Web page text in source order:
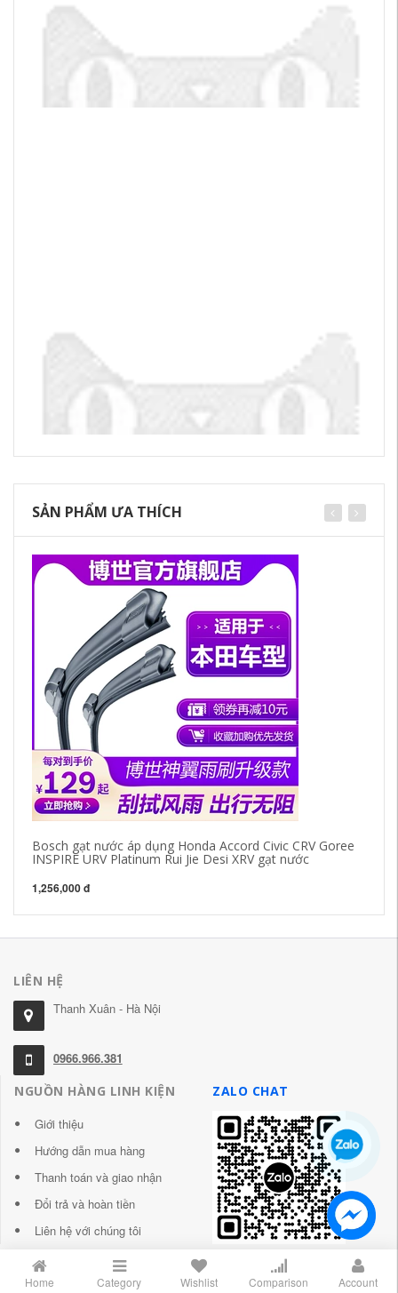
SẢN PHẨM ƯA THÍCH
Bosch gạt nước áp dụng Honda Accord Civic CRV Goree
INSPIRE URV Platinum Rui Jie Desi XRV gạt nước
1,256,000 đ
LIÊN HỆ
Thanh Xuân - Hà Nội
0966.966.381
NGUỒN HÀNG LINH KIỆN
Giới thiệu
Hướng dẫn mua hàng
Thanh toán và giao nhận
Đổi trả và hoàn tiền
Liên hệ với chúng tôi
ZALO CHAT
Home Category Wishlist Comparison Account